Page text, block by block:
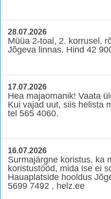
28.07.2026
Müüa 2-toal, 2. korrusel,
Jõgeva linnas. Hind 42
17.07.2026
Hea majaomanik! Vaata
Kui vajad uut, siis helista
tel 565 4060.
16.07.2026
Surmajärgne koristus, ka
koristustööd, mida ise ei
Hauaplatside hooldus
5699 7492 , helz.ee